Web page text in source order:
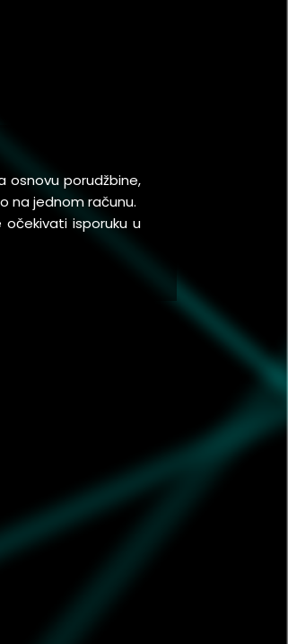
osnovu porudžbine,
na jednom računu.
isporuku u